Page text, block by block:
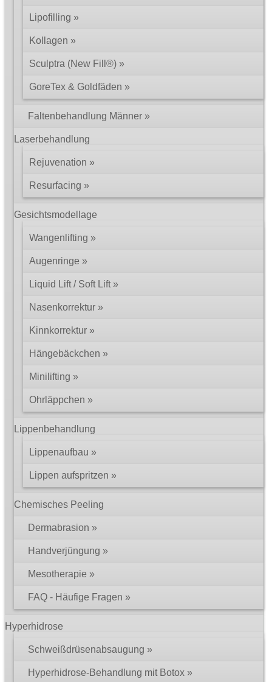
Lipofilling
Kollagen
Sculptra (New Fill®)
GoreTex & Goldfäden
Faltenbehandlung Männer
Laserbehandlung
Rejuvenation
Resurfacing
Gesichtsmodellage
Wangenlifting
Augenringe
Liquid Lift / Soft Lift
Nasenkorrektur
Kinnkorrektur
Hängebäckchen
Minilifting
Ohrläppchen
Lippenbehandlung
Lippenaufbau
Lippen aufspritzen
Chemisches Peeling
Dermabrasion
Handverjüngung
Mesotherapie
FAQ - Häufige Fragen
Hyperhidrose
Schweißdrüsenabsaugung
Hyperhidrose-Behandlung mit Botox